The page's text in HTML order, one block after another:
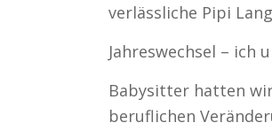
verlässliche Pipi
Jahreswechsel – ich
Babysitter hatten
beruflichen